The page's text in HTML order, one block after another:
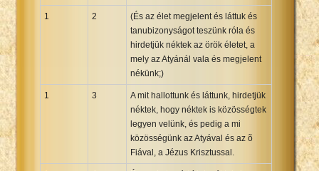
Swahili New Testament
Tagalog John and James
Turkish Bible
1 2
(És az élet megjelent és láttuk és
tanubizonyságot teszünk róla és
hirdetjük néktek az örök életet, a
mely az Atyánál vala és megjelent
nékünk;)
1 3
A mit hallottunk és láttunk, hirdetjük
néktek, hogy néktek is közösségtek
legyen velünk, és pedig a mi
közösségünk az Atyával és az õ
Fiával, a Jézus Krisztussal.